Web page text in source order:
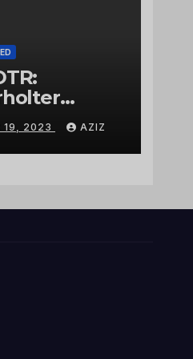
des
am
19, 2023 AZIZ